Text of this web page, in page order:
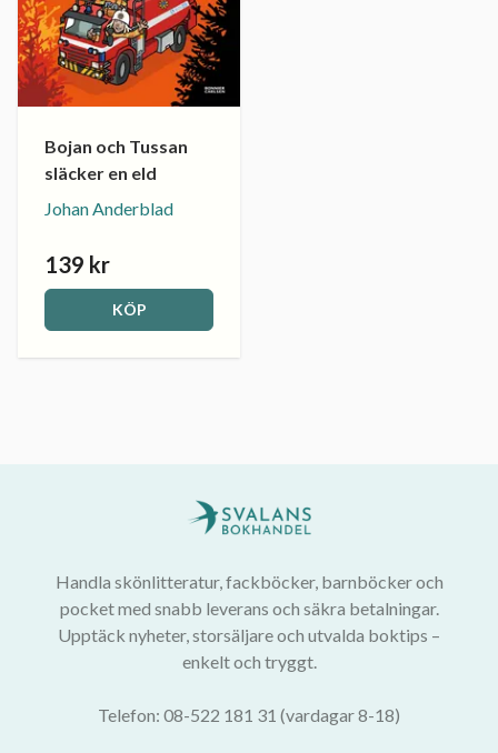
Bojan och Tussan
släcker en eld
Johan Anderblad
139 kr
KÖP
Handla skönlitteratur, fackböcker, barnböcker och
pocket med snabb leverans och säkra betalningar.
Upptäck nyheter, storsäljare och utvalda boktips –
enkelt och tryggt.
Telefon: 08-522 181 31 (vardagar 8-18)